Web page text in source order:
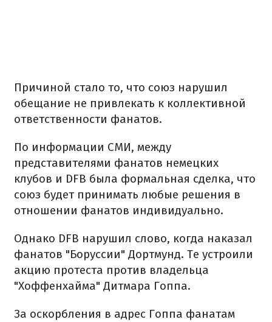
Причиной стало то, что союз нарушил
обещание не привлекать к коллективной
ответственности фанатов.
По информации СМИ, между
представителями фанатов немецких
клубов и DFB была формальная сделка, что
союз будет принимать любые решения в
отношении фанатов индивидуально.
Однако DFB нарушил слово, когда наказал
фанатов "Боруссии" Дортмунд. Те устроили
акцию протеста против владельца
"Хоффенхайма" Дитмара Гоппа.
За оскорбления в адрес Гоппа фанатам